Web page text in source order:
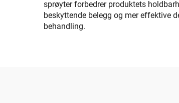
sprøyter forbedrer produktets
beskyttende belegg og mer effektive
behandling.